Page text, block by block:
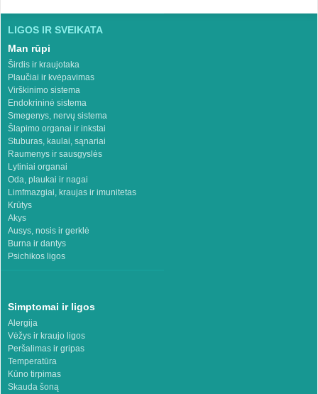
LIGOS IR SVEIKATA
Man rūpi
Širdis ir kraujotaka
Plaučiai ir kvėpavimas
Virškinimo sistema
Endokrininė sistema
Smegenys, nervų sistema
Šlapimo organai ir inkstai
Stuburas, kaulai, sąnariai
Raumenys ir sausgyslės
Lytiniai organai
Oda, plaukai ir nagai
Limfmazgiai, kraujas ir imunitetas
Krūtys
Akys
Ausys, nosis ir gerklė
Burna ir dantys
Psichikos ligos
Simptomai ir ligos
Alergija
Vėžys ir kraujo ligos
Peršalimas ir gripas
Temperatūra
Kūno tirpimas
Skauda šoną